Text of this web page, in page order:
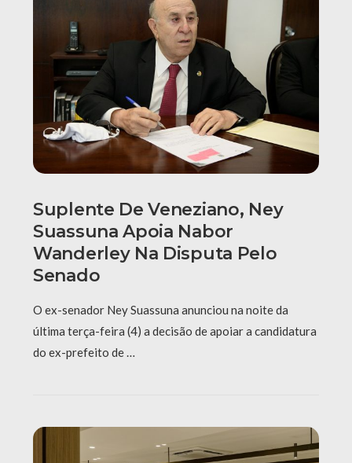
Suplente De Veneziano, Ney
Suassuna Apoia Nabor
Wanderley Na Disputa Pelo
Senado
O ex-senador Ney Suassuna anunciou na noite da
última terça-feira (4) a decisão de apoiar a candidatura
do ex-prefeito de …